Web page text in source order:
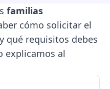
familias
cómo solicitar el
qué requisitos debes
explicamos al